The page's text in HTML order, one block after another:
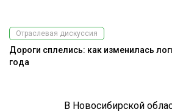
В Новосибирской
Отраслевая дискуссия
Дороги сплелись: как изменилась
года